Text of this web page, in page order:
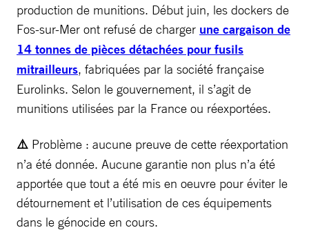
production de munitions. Début juin, les dockers de
Fos-sur-Mer ont refusé de charger une cargaison de
14 tonnes de pièces détachées pour fusils
mitrailleurs, fabriquées par la société française
Eurolinks. Selon le gouvernement, il s’agit de
munitions utilisées par la France ou réexportées.
⚠️ Problème : aucune preuve de cette réexportation
n’a été donnée. Aucune garantie non plus n’a été
apportée que tout a été mis en oeuvre pour éviter le
détournement et l’utilisation de ces équipements
dans le génocide en cours.